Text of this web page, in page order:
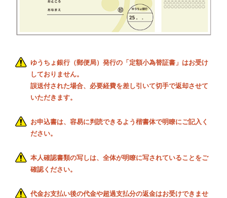
ゆうちょ銀行（郵便局）発行の「定額小為替証書」はお受け
しておりません。
誤送付された場合、必要経費を差し引いて切手で返却させて
いただきます。
お申込書は、容易に判読できるよう楷書体で明瞭にご記入く
ださい。
本人確認書類の写しは、全体が明瞭に写されていることをご
確認ください。
代金お支払い後の代金や超過支払分の返金はお受けできませ